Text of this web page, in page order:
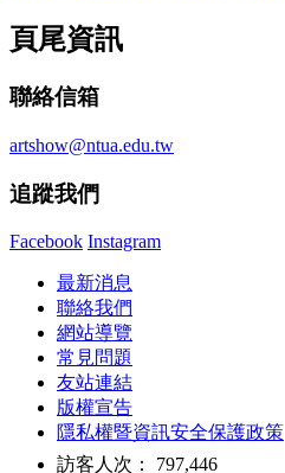
頁尾資訊
聯絡信箱
artshow@ntua.edu.tw
追蹤我們
Facebook Instagram
最新消息
聯絡我們
網站導覽
常見問題
友站連結
版權宣告
隱私權暨資訊安全保護政策
訪客人次： 797,446